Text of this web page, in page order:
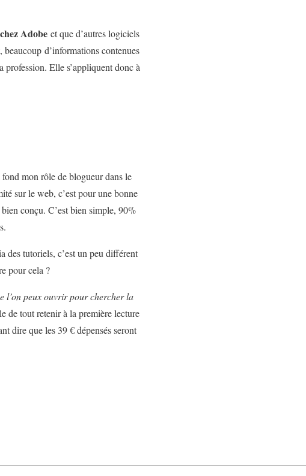
Adobe et que d’autres logiciels
d’informations contenues
profession. Elle s’appliquent donc à
mon rôle de blogueur dans le
sur le web, c’est pour une bonne
conçu. C’est bien simple, 90%
des tutoriels, c’est un peu différent
pour cela ?
l’on peux ouvrir pour chercher la
de tout retenir à la première lecture
dire que les 39 € dépensés seront